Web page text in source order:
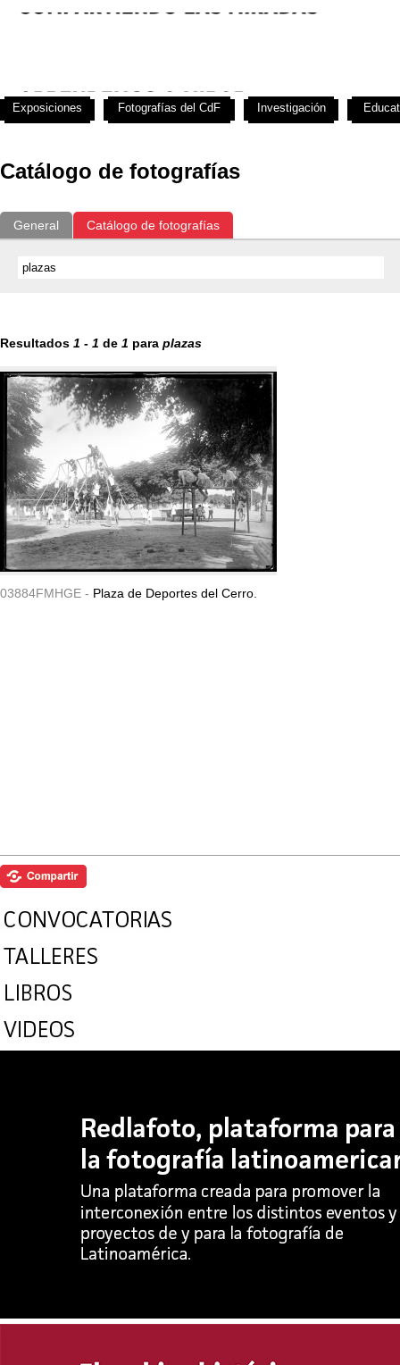
Catálogo de fotografías
General Catálogo de fotografías
Resultados 1 - 1 de 1 para plazas
03884FMHGE - Plaza de Deportes del Cerro.
Exposiciones Fotografías del CdF Investigación